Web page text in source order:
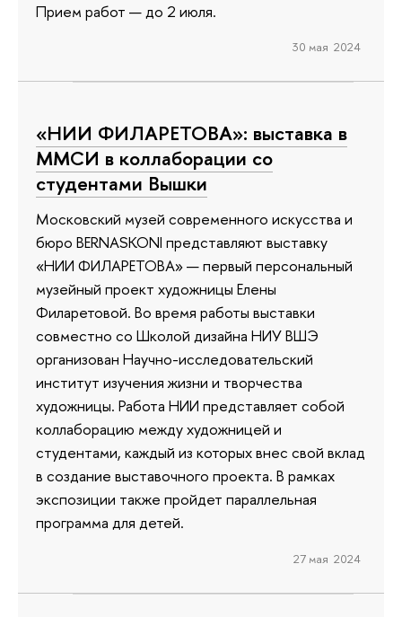
Прием работ — до 2 июля.
30 мая 2024
«НИИ ФИЛАРЕТОВА»: выставка в
ММСИ в коллаборации со
студентами Вышки
Московский музей современного искусства и
бюро BERNASKONI представляют выставку
«НИИ ФИЛАРЕТОВА» — первый персональный
музейный проект художницы Елены
Филаретовой. Во время работы выставки
совместно со Школой дизайна НИУ ВШЭ
организован Научно-исследовательский
институт изучения жизни и творчества
художницы. Работа НИИ представляет собой
коллаборацию между художницей и
студентами, каждый из которых внес свой вклад
в создание выставочного проекта. В рамках
экспозиции также пройдет параллельная
программа для детей.
27 мая 2024